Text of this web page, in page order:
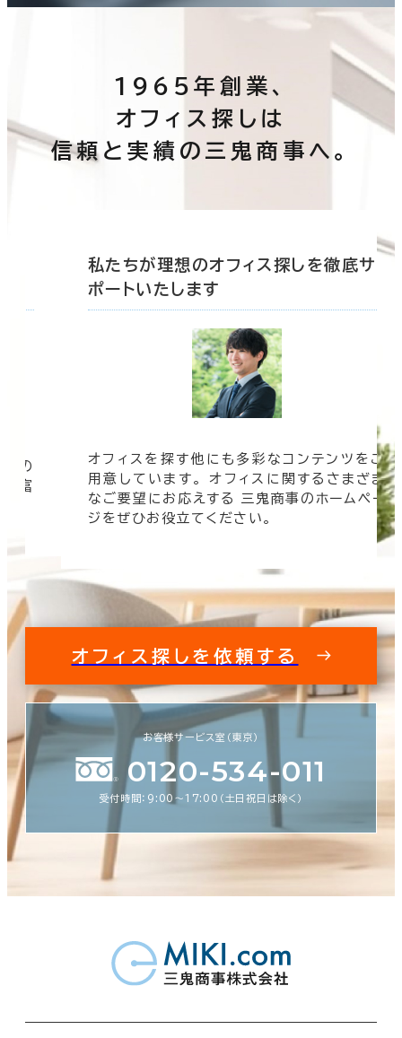
1965年創業、
オフィス探しは
信頼と実績の三鬼商事へ。
の
豊富
私たちが理想のオフィス探しを徹底サ
ポートいたします
オフィスを探す他にも多彩なコンテンツをご
用意しています。 オフィスに関するさまざま
なご要望にお応えする 三鬼商事のホームペー
ジをぜひお役立てください。
オフィス探しを依頼する
お客様サービス室（東京）
0120-534-011
受付時間：9:00〜17:00（土日祝日は除く）